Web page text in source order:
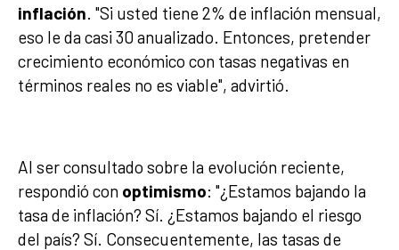
inflación . "Si usted tiene 2% de inflación mensual,
eso le da casi 30 anualizado. Entonces, pretender
crecimiento económico con tasas negativas en
términos reales no es viable", advirtió.
Al ser consultado sobre la evolución reciente,
respondió con optimismo: "¿Estamos bajando la
tasa de inflación? Sí. ¿Estamos bajando el riesgo
del país? Sí. Consecuentemente, las tasas de